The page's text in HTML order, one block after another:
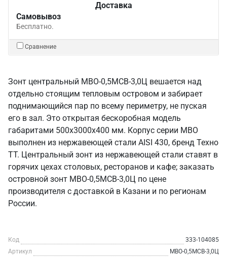
Доставка
Самовывоз
Бесплатно.
Сравнение
Зонт центральный МВО-0,5МСВ-3,0Ц вешается над
отдельно стоящим тепловым островом и забирает
поднимающийся пар по всему периметру, не пуская
его в зал. Это открытая бескоробная модель
габаритами 500х3000х400 мм. Корпус серии МВО
выполнен из нержавеющей стали AISI 430, бренд Техно
ТТ. Центральный зонт из нержавеющей стали ставят в
горячих цехах столовых, ресторанов и кафе; заказать
островной зонт МВО-0,5МСВ-3,0Ц по цене
производителя с доставкой в Казани и по регионам
России.
Код
333-104085
Артикул
МВО-0,5МСВ-3,0Ц